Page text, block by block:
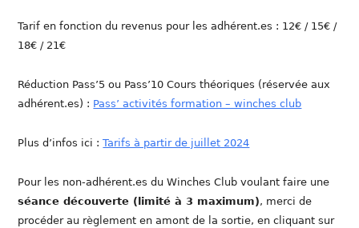
Tarif en fonction du revenus pour les adhérent.es : 12€ / 15€ /
18€ / 21€
Réduction Pass’5 ou Pass’10 Cours théoriques (réservée aux
adhérent.es) : Pass’ activités formation – winches club
Plus d’infos ici :Tarifs à partir de juillet 2024
Pour les non-adhérent.es du Winches Club voulant faire une
séance découverte (limité à 3 maximum), merci de
procéder au règlement en amont de la sortie, en cliquant sur